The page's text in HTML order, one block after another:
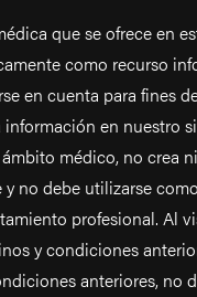
que se ofrece en
como recurso
en cuenta para fines
información en nuestro
médico, no crea
no debe utilizarse
profesional. Al
y condiciones
anteriores, no